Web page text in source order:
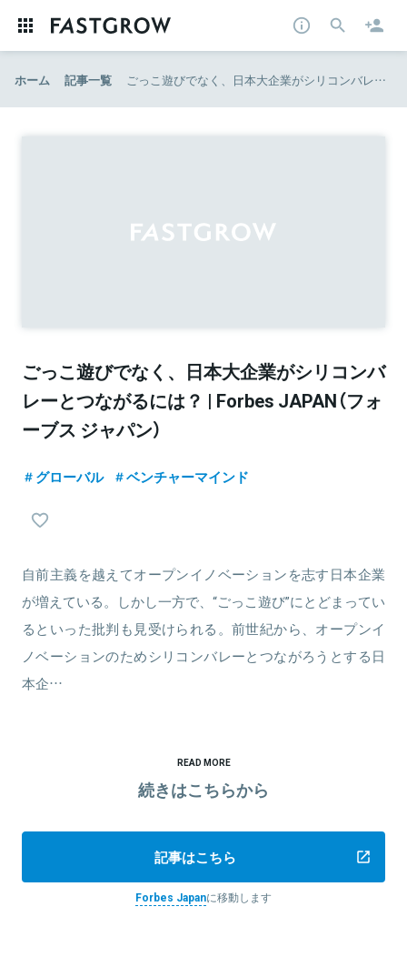
ホーム 記事一覧 ごっこ遊びでなく、日本大企業がシリコンバレーとつながるには？ | Forbes JAPAN（フォーブス ジャパン）
ごっこ遊びでなく、日本大企業がシリコンバ
レーとつながるには？ | Forbes JAPAN（フォ
ーブス ジャパン）
グローバル ベンチャーマインド
自前主義を越えてオープンイノベーションを志す日本企業
が増えている。しかし一方で、“ごっこ遊び”にとどまってい
るといった批判も見受けられる。前世紀から、オープンイ
ノベーションのためシリコンバレーとつながろうとする日
本企…
READ MORE
続きはこちらから
記事はこちら
Forbes Japanに移動します